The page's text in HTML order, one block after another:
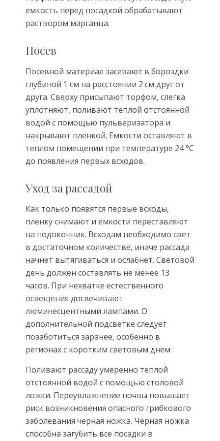
емкость перед посадкой обрабатывают
раствором марганца.
Посев
Посевной материал засевают в бороздки
глубиной 1 см на расстоянии 2 см друг от
друга. Сверху присыпают торфом, слегка
уплотняют, поливают теплой отстоянной
водой с помощью пульверизатора и
накрывают пленкой. Емкости оставляют в
теплом помещении при температуре 24 °С
до появления первых всходов.
Уход за рассадой
Как только появятся первые всходы,
пленку снимают и емкости переставляют
на подоконник. Всходам необходимо свет
в достаточном количестве, иначе рассада
начнет вытягиваться и ослабнет. Световой
день должен составлять не менее 13
часов. При нехватке естественного
освещения досвечивают
люминесцентными лампами. О
дополнительной подсветке следует
позаботиться заранее, особенно в
регионах с коротким световым днем.
Поливают рассаду умеренно теплой
отстоянной водой с помощью столовой
ложки. Переувлажнение почвы повышает
риск возникновения опасного грибкового
заболевания черная ножка. Черная ножка
способна загубить все посадки в